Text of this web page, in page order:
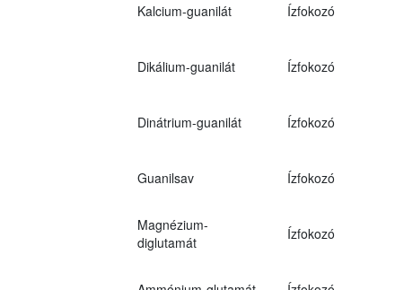
Kalcium-guanilát Ízfokozó
Dikálium-guanilát Ízfokozó
Dinátrium-guanilát Ízfokozó
Guanilsav Ízfokozó
Magnézium-
diglutamát
Ízfokozó